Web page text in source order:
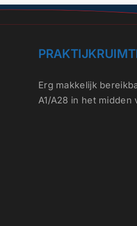
Erg makkelijk
A1/A28 in het midden